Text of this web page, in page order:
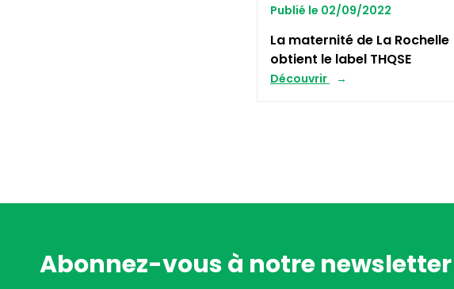
Publié le 02/09/2022
La maternité de La Rochelle
obtient le label THQSE
Découvrir
Abonnez-vous à notre newsletter